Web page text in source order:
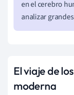
en el cerebro
analizar
El viaje de
moderna